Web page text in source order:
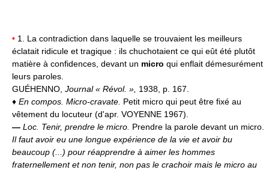
• 1. La contradiction dans laquelle se trouvaient les meilleurs
éclatait ridicule et tragique : ils chuchotaient ce qui eût été plutôt
matière à confidences, devant un micro qui enflait démesurément
leurs paroles.
GUÉHENNO, Journal « Révol. », 1938, p. 167.
♦ En compos. Micro-cravate. Petit micro qui peut être fixé au
vêtement du locuteur (d'apr. VOYENNE 1967).
— Loc. Tenir, prendre le micro. Prendre la parole devant un micro.
Il faut avoir eu une longue expérience de la vie et avoir bu
beaucoup (...) pour réapprendre à aimer les hommes
fraternellement et non tenir, non pas le crachoir mais le micro au